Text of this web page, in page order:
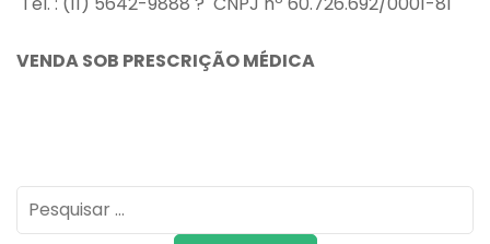
VENDA SOB PRESCRIÇÃO MÉDICA
Pesquisar
por: